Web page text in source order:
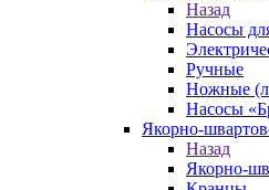
Назад
Насосы
Ручные
Ножные
Насосы
Якорно-
Назад
Якорно-